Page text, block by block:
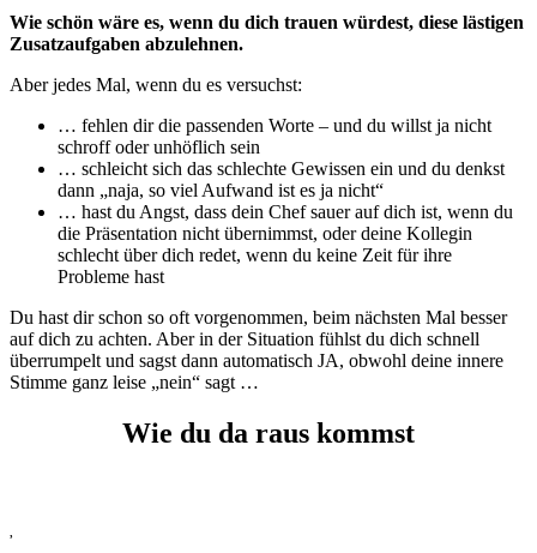
Wie schön wäre es, wenn du dich trauen würdest, diese lästigen
Zusatzaufgaben abzulehnen.
Aber jedes Mal, wenn du es versuchst:
… fehlen dir die passenden Worte – und du willst ja nicht
schroff oder unhöflich sein
… schleicht sich das schlechte Gewissen ein und du denkst
dann „naja, so viel Aufwand ist es ja nicht“
… hast du Angst, dass dein Chef sauer auf dich ist, wenn du
die Präsentation nicht übernimmst, oder deine Kollegin
schlecht über dich redet, wenn du keine Zeit für ihre
Probleme hast
Du hast dir schon so oft vorgenommen, beim nächsten Mal besser
auf dich zu achten. Aber in der Situation fühlst du dich schnell
überrumpelt und sagst dann automatisch JA, obwohl deine innere
Stimme ganz leise „nein“ sagt …
Wie du da raus kommst